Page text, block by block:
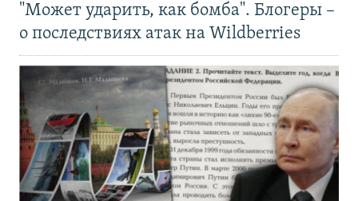
"Может ударить, как бомба". Блогеры –
о последствиях атак на Wildberries